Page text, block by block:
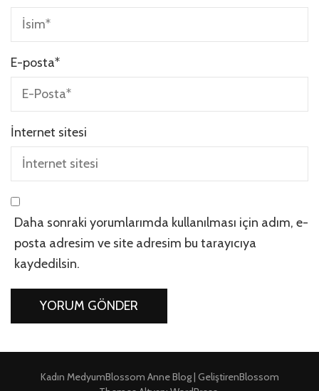
E-posta*
İnternet sitesi
Daha sonraki yorumlarımda kullanılması için adım, e-
posta adresim ve site adresim bu tarayıcıya
kaydedilsin.
Kadın MedyumBlossom Anne Blog | GeliştirenBlossom